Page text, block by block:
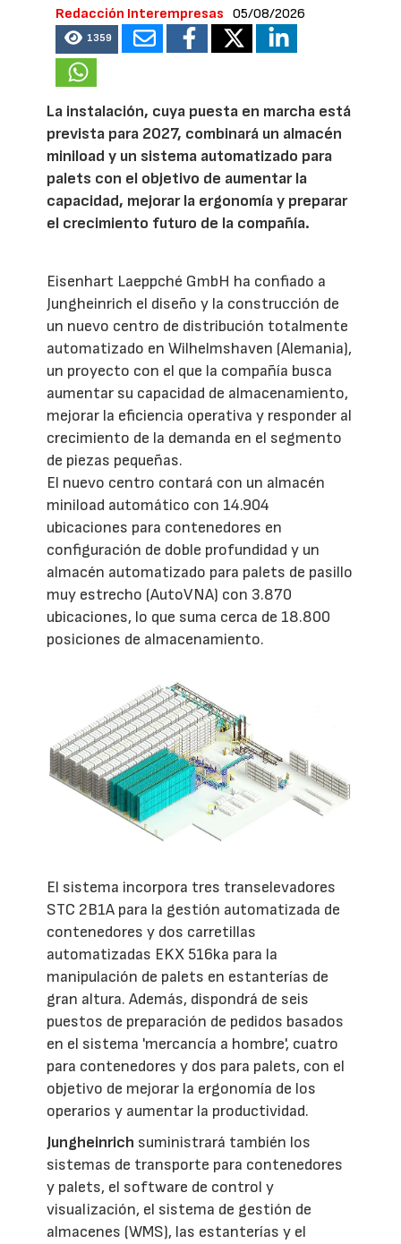
Redacción Interempresas 05/08/2026
1359
La instalación, cuya puesta en marcha está
prevista para 2027, combinará un almacén
miniload y un sistema automatizado para
palets con el objetivo de aumentar la
capacidad, mejorar la ergonomía y preparar
el crecimiento futuro de la compañía.
Eisenhart Laeppché GmbH ha confiado a
Jungheinrich el diseño y la construcción de
un nuevo centro de distribución totalmente
automatizado en Wilhelmshaven (Alemania),
un proyecto con el que la compañía busca
aumentar su capacidad de almacenamiento,
mejorar la eficiencia operativa y responder al
crecimiento de la demanda en el segmento
de piezas pequeñas.
El nuevo centro contará con un almacén
miniload automático con 14.904
ubicaciones para contenedores en
configuración de doble profundidad y un
almacén automatizado para palets de pasillo
muy estrecho (AutoVNA) con 3.870
ubicaciones, lo que suma cerca de 18.800
posiciones de almacenamiento.
El sistema incorpora tres transelevadores
STC 2B1A para la gestión automatizada de
contenedores y dos carretillas
automatizadas EKX 516ka para la
manipulación de palets en estanterías de
gran altura. Además, dispondrá de seis
puestos de preparación de pedidos basados
en el sistema 'mercancía a hombre', cuatro
para contenedores y dos para palets, con el
objetivo de mejorar la ergonomía de los
operarios y aumentar la productividad.
Jungheinrich suministrará también los
sistemas de transporte para contenedores
y palets, el software de control y
visualización, el sistema de gestión de
almacenes (WMS), las estanterías y el